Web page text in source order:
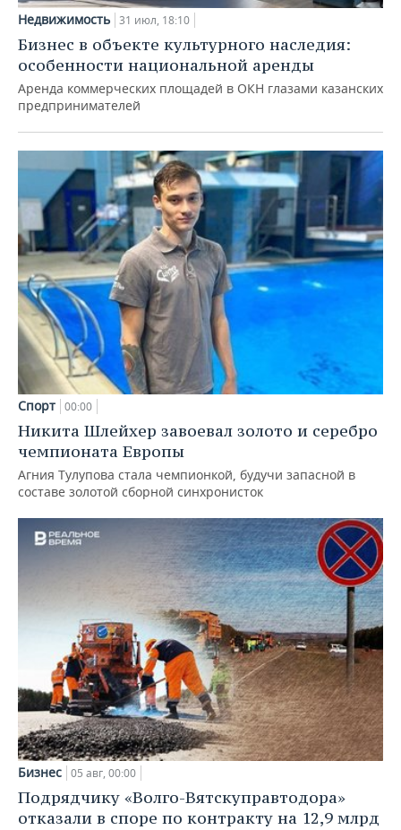
Недвижимость 31 июл, 18:10
Бизнес в объекте культурного наследия:
особенности национальной аренды
Аренда коммерческих площадей в ОКН глазами казанских
предпринимателей
Спорт 00:00
Никита Шлейхер завоевал золото и серебро
чемпионата Европы
Агния Тулупова стала чемпионкой, будучи запасной в
составе золотой сборной синхронисток
Бизнес 05 авг, 00:00
Подрядчику «Волго-Вятскуправтодора»
отказали в споре по контракту на 12,9 млрд